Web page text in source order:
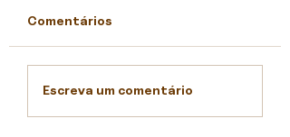
OFICINA DE
Comentários
Escreva um comentário